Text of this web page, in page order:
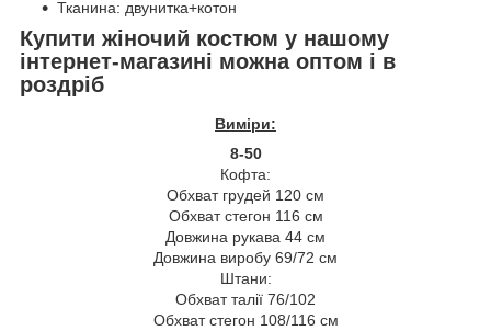
Тканина: двунитка+котон
Купити жіночий костюм у нашому
інтернет-магазині можна оптом і в
роздріб
Виміри:
8-50
Кофта:
Обхват грудей 120 см
Обхват стегон 116 см
Довжина рукава 44 см
Довжина виробу 69/72 см
Штани:
Обхват талії 76/102
Обхват стегон 108/116 см